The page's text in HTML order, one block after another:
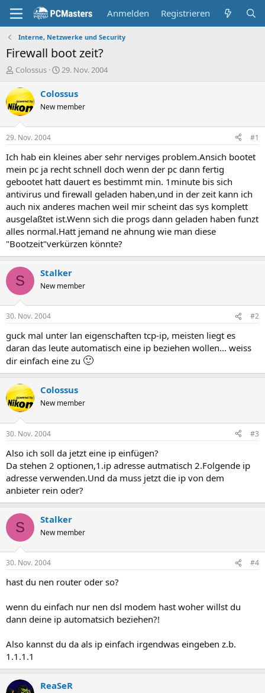
Anmelden Registrieren
Interne, Netzwerke und Security
Firewall boot zeit?
E
s
t
e
e
r
Colossus
E
s
e
t
a
m
29. Nov. 2004
Colossus
New member
29. Nov. 2004 #1
Ich hab ein kleines aber sehr nerviges problem.Ansich bootet
mein pc ja recht schnell doch wenn der pc dann fertig
gebootet hatt dauert es bestimmt min. 1minute bis sich
antivirus und firewall geladen haben,und in der zeit kann ich
auch nix anderes machen weil mir scheint das sys komplett
ausgelaßtet ist.Wenn sich die progs dann geladen haben funzt
alles normal.Hatt jemand ne ahnung wie man diese
"Bootzeit"verkürzen könnte?
S Stalker
New member
30. Nov. 2004 #2
guck mal unter lan eigenschaften tcp-ip, meisten liegt es
daran das leute automatisch eine ip beziehen wollen... weiss
dir einfach eine zu 🙂
Colossus
New member
30. Nov. 2004 #3
Also ich soll da jetzt eine ip einfügen?
Da stehen 2 optionen,1.ip adresse autmatisch 2.Folgende ip
adresse verwenden.Und da muss jetzt die ip von dem
anbieter rein oder?
S Stalker
New member
30. Nov. 2004 #4
hast du nen router oder so?
wenn du einfach nur nen dsl modem hast woher willst du
dann deine ip automatsich beziehen?!
Also kannst du da als ip einfach irgendwas eingeben z.b.
1.1.1.1
ReaSeR